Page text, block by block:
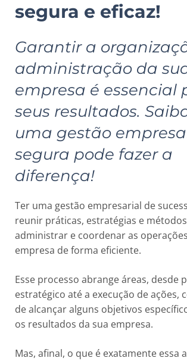
segura e eficaz!
Garantir a
administração da
empresa é essencial
seus resultados.
uma gestão
segura pode fazer a
diferença!
Ter uma gestão empresarial de
reunir práticas, estratégias e
administrar e coordenar as
empresa de forma eficiente.
Esse processo abrange áreas, desde
estratégico até a execução de ações,
de alcançar alguns objetivos
os resultados da sua empresa.
Mas, afinal, o que é exatamente essa